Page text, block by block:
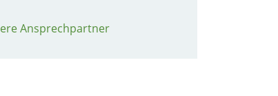
Ansprechpartner